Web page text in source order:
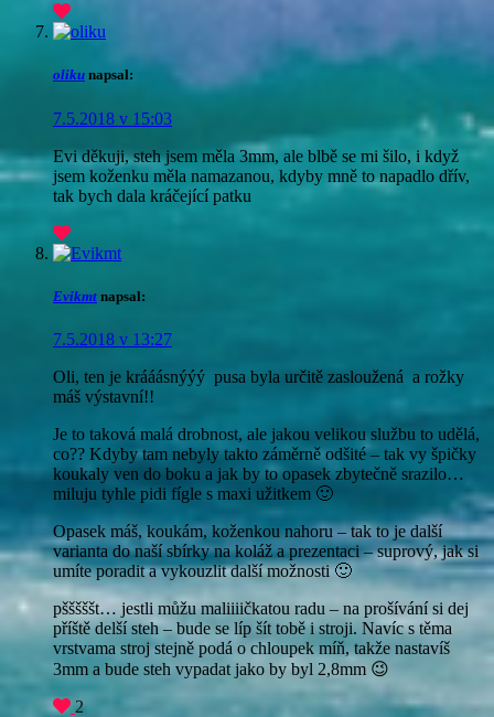
oliku napsal:
7.5.2018 v 15:03
Evi děkuji, steh jsem měla 3mm, ale blbě se mi šilo, i když
jsem koženku měla namazanou, kdyby mně to napadlo dřív,
tak bych dala kráčející patku
Evikmt napsal:
7.5.2018 v 13:27
Oli, ten je krááásnýýý pusa byla určitě zasloužená a rožky
máš výstavní!!
Je to taková malá drobnost, ale jakou velikou službu to udělá,
co?? Kdyby tam nebyly takto záměrně odšité – tak vy špičky
koukaly ven do boku a jak by to opasek zbytečně srazilo…
miluju tyhle pidi fígle s maxi užitkem 🙂
Opasek máš, koukám, koženkou nahoru – tak to je další
varianta do naší sbírky na koláž a prezentaci – suprový, jak si
umíte poradit a vykouzlit další možnosti 🙂
pšššššt… jestli můžu maliiiičkatou radu – na prošívání si dej
příště delší steh – bude se líp šít tobě i stroji. Navíc s těma
vrstvama stroj stejně podá o chloupek míň, takže nastavíš
3mm a bude steh vypadat jako by byl 2,8mm 😉
2